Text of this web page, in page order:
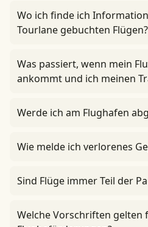
Wo ich finde ich
Tourlane gebuchten Flügen?
Was passiert, wenn mein
ankommt und ich meinen
Werde ich am Flughafen
Wie melde ich verlorenes
Sind Flüge immer Teil der
Welche Vorschriften gelten